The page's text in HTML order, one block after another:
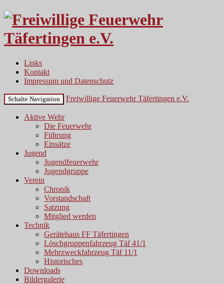
Links
Kontakt
Impressum und Datenschutz
Schalte Navigation Freiwillige Feuerwehr Täfertingen e.V.
Aktive Wehr
Die Feuerwehr
Führung
Einsätze
Jugend
Jugendfeuerwehr
Jugendgruppe
Verein
Chronik
Vorstandschaft
Satzung
Mitglied werden
Technik
Gerätehaus FF Täfertingen
Löschgruppenfahrzeug Täf 41/1
Mehrzweckfahrzeug Täf 11/1
Historisches
Downloads
Bildergalerie